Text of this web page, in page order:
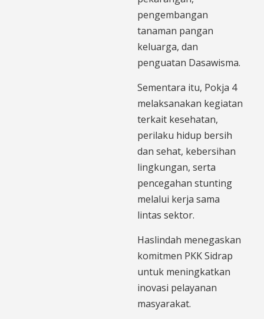
pengembangan
tanaman pangan
keluarga, dan
penguatan Dasawisma.
Sementara itu, Pokja 4
melaksanakan kegiatan
terkait kesehatan,
perilaku hidup bersih
dan sehat, kebersihan
lingkungan, serta
pencegahan stunting
melalui kerja sama
lintas sektor.
Haslindah menegaskan
komitmen PKK Sidrap
untuk meningkatkan
inovasi pelayanan
masyarakat.